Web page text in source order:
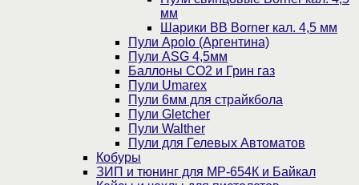
мм
Шарики BB Borner кал. 4,5 мм
Пули Apolo (Аргентина)
Пули ASG 4,5мм
Баллоны CO2 и Грин газ
Пули Umarex
Пули 6мм для страйкбола
Пули Gletcher
Пули Walther
Пули для Гелевых Автоматов
Кобуры
ЗИП и тюнинг для МР-654К и Байкал